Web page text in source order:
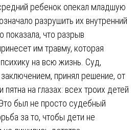
ребенок опекал младшую
разрушить их внутренний
показала, что разрыв
им травму, которая
на всю жизнь. Суд,
принял решение, от
пятна на глазах: всех троих детей
был не просто судебный
за то, чтобы дети не